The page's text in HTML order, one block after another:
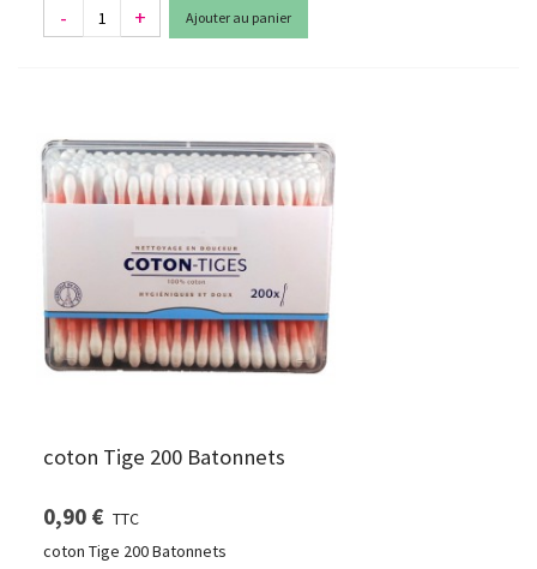
- + Ajouter au panier
coton Tige 200 Batonnets
0,90 € TTC
coton Tige 200 Batonnets